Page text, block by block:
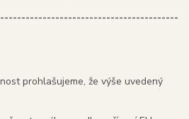
prohlašujeme, že výše uvedený